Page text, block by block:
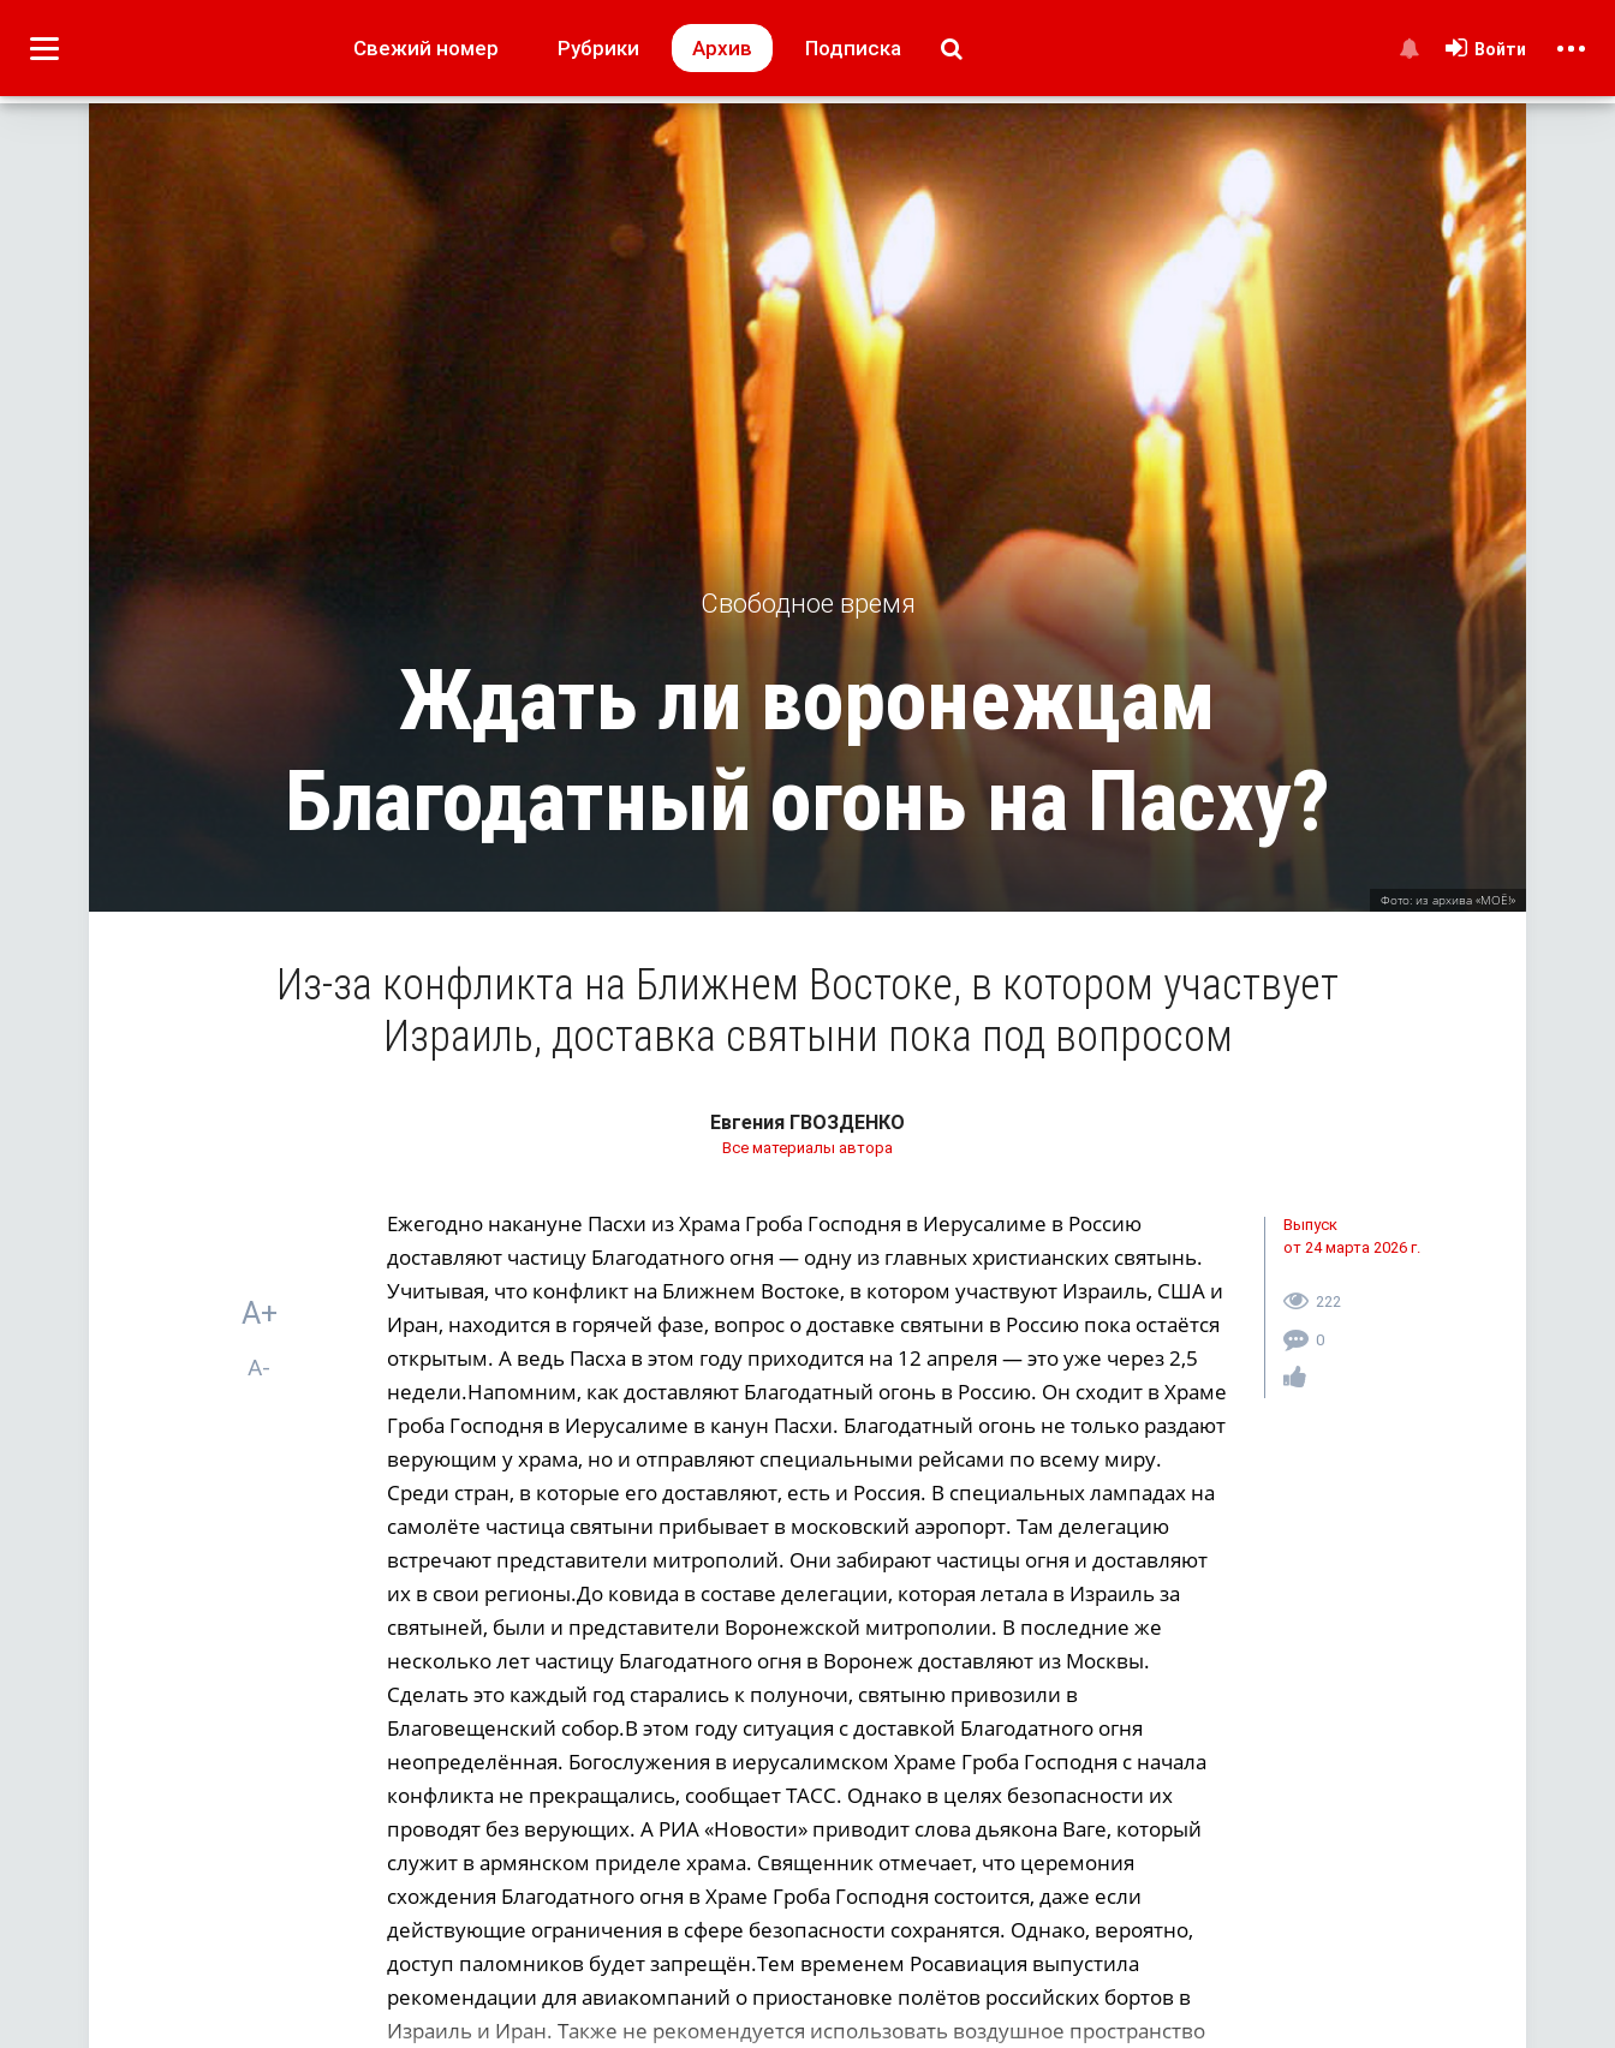
Свежий номер Рубрики Архив Подписка Войти
Лето наших читателей
МОЁ! Плюс Липецк
Образование + карьера
Свадьба недели
Свободное время
Ждать ли воронежцам
Благодатный огонь на Пасху?
Фото: из архива «МОЁ!»
Из-за конфликта на Ближнем Востоке, в котором участвует
Израиль, доставка святыни пока под вопросом
Евгения ГВОЗДЕНКО
Все материалы автора
A+
A-
Ежегодно накануне Пасхи из Храма Гроба Господня в Иерусалиме в Россию
доставляют частицу Благодатного огня — одну из главных христианских святынь.
Учитывая, что конфликт на Ближнем Востоке, в котором участвуют Израиль, США и
Иран, находится в горячей фазе, вопрос о доставке святыни в Россию пока остаётся
открытым. А ведь Пасха в этом году приходится на 12 апреля — это уже через 2,5
недели.Напомним, как доставляют Благодатный огонь в Россию. Он сходит в Храме
Гроба Господня в Иерусалиме в канун Пасхи. Благодатный огонь не только раздают
верующим у храма, но и отправляют специальными рейсами по всему миру.
Среди стран, в которые его доставляют, есть и Россия. В специальных лампадах на
самолёте частица святыни прибывает в московский аэропорт. Там делегацию
встречают представители митрополий. Они забирают частицы огня и доставляют
их в свои регионы.До ковида в составе делегации, которая летала в Израиль за
святыней, были и представители Воронежской митрополии. В последние же
несколько лет частицу Благодатного огня в Воронеж доставляют из Москвы.
Сделать это каждый год старались к полуночи, святыню привозили в
Благовещенский собор.В этом году ситуация с доставкой Благодатного огня
неопределённая. Богослужения в иерусалимском Храме Гроба Господня с начала
конфликта не прекращались, сообщает ТАСС. Однако в целях безопасности их
проводят без верующих. А РИА «Новости» приводит слова дьякона Ваге, который
служит в армянском приделе храма. Священник отмечает, что церемония
схождения Благодатного огня в Храме Гроба Господня состоится, даже если
действующие ограничения в сфере безопасности сохранятся. Однако, вероятно,
доступ паломников будет запрещён.Тем временем Рос­авиация выпустила
рекомендации для авиакомпаний о приостановке полётов российских бортов в
Израиль и Иран. Также не рекомендуется использовать воздушное пространство
Выпуск
от 24 марта 2026 г.
222
0